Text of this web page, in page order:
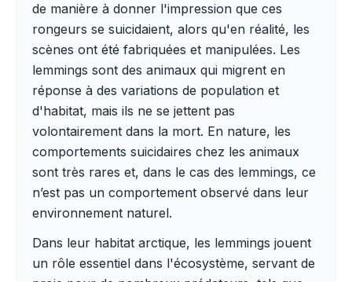
de manière à donner l'impression que ces
rongeurs se suicidaient, alors qu'en réalité, les
scènes ont été fabriquées et manipulées. Les
lemmings sont des animaux qui migrent en
réponse à des variations de population et
d'habitat, mais ils ne se jettent pas
volontairement dans la mort. En nature, les
comportements suicidaires chez les animaux
sont très rares et, dans le cas des lemmings, ce
n’est pas un comportement observé dans leur
environnement naturel.
Dans leur habitat arctique, les lemmings jouent
un rôle essentiel dans l'écosystème, servant de